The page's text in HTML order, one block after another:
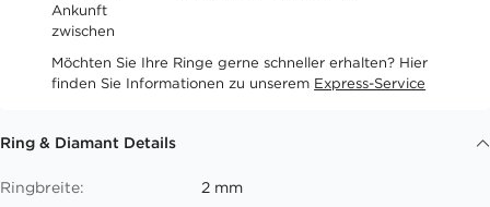
Ankunft
zwischen
Möchten Sie Ihre Ringe gerne schneller erhalten? Hier
finden Sie Informationen zu unserem Express-Service
Ring & Diamant Details
Ringbreite:
2 mm